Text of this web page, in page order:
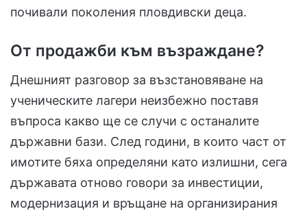
почивали поколения пловдивски деца.
От продажби към възраждане?
Днешният разговор за възстановяване на
ученическите лагери неизбежно поставя
въпроса какво ще се случи с останалите
държавни бази. След години, в които част от
имотите бяха определяни като излишни, сега
държавата отново говори за инвестиции,
модернизация и връщане на организирания